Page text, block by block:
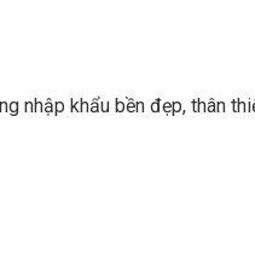
nhập khẩu bền đẹp, thân